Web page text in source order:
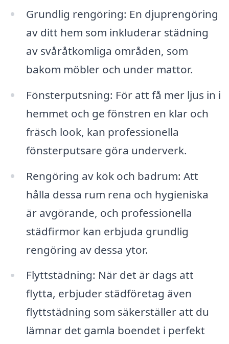
Grundlig rengöring: En djuprengöring
av ditt hem som inkluderar städning
av svåråtkomliga områden, som
bakom möbler och under mattor.
Fönsterputsning: För att få mer ljus in i
hemmet och ge fönstren en klar och
fräsch look, kan professionella
fönsterputsare göra underverk.
Rengöring av kök och badrum: Att
hålla dessa rum rena och hygieniska
är avgörande, och professionella
städfirmor kan erbjuda grundlig
rengöring av dessa ytor.
Flyttstädning: När det är dags att
flytta, erbjuder städföretag även
flyttstädning som säkerställer att du
lämnar det gamla boendet i perfekt